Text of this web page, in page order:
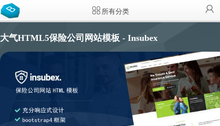
所有分类
大气HTML5保险公司网站模板 - Insubex